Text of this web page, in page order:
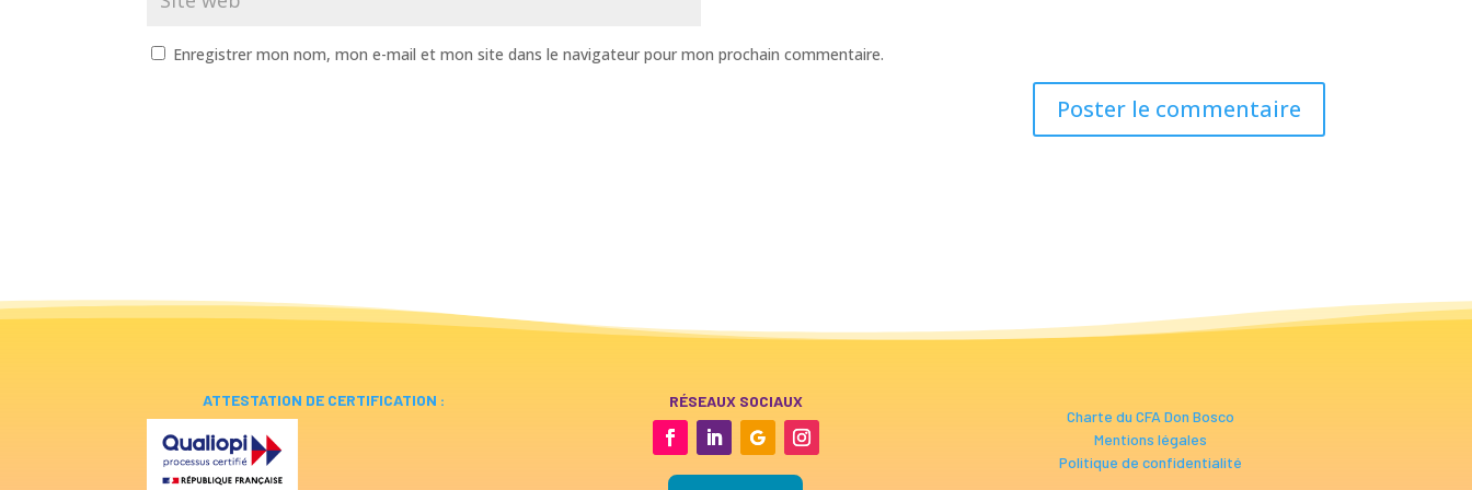
Enregistrer mon nom, mon e-mail et mon site dans le navigateur pour mon prochain commentaire.
ATTESTATION DE CERTIFICATION : RÉSEAUX SOCIAUX
Charte du CFA Don Bosco
Mentions légales
Politique de confidentialité